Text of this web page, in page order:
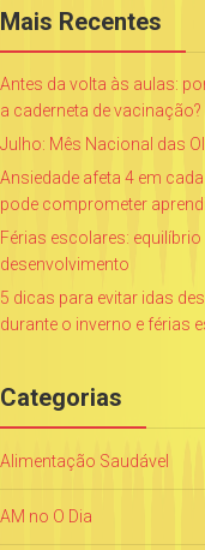
Mais Recentes
Antes da volta às aulas:
a caderneta de vacinação?
Julho: Mês Nacional das
Ansiedade afeta 4 em
pode comprometer
Férias escolares:
desenvolvimento
5 dicas para evitar idas
durante o inverno e férias
Categorias
Alimentação Saudável
AM no O Dia